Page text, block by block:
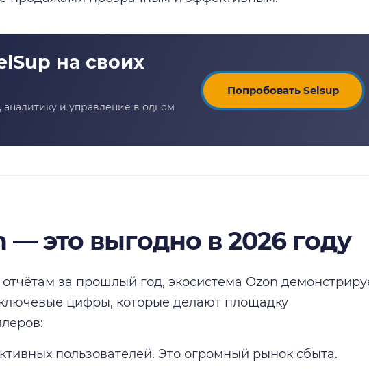
Попробовать Selsup
— это выгодно в 2026 году
за прошлый год, экосистема Ozon
цифры, которые делают площадку
пользователей. Это огромный рынок сбыта.